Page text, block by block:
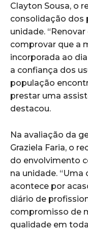
Clayton Sousa, o
consolidação dos
unidade.
comprovar que a
incorporada ao
a confiança dos
população
prestar uma
destacou.
Na avaliação da
Graziela Faria, o
do envolvimento
na unidade.
acontece por
diário de
compromisso de
qualidade em